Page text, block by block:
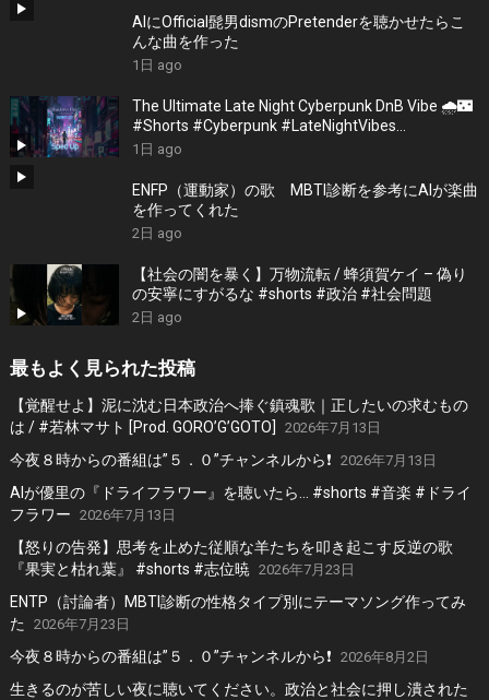
AIにOfficial髭男dismのPretenderを聴かせたらこ
んな曲を作った
1日 ago
The Ultimate Late Night Cyberpunk DnB Vibe 🌧️🌃
#Shorts #Cyberpunk #LateNightVibes
#ElectronicMusic
1日 ago
ENFP（運動家）の歌 MBTI診断を参考にAIが楽曲
を作ってくれた
2日 ago
【社会の闇を暴く】万物流転 / 蜂須賀ケイ – 偽り
の安寧にすがるな #shorts #政治 #社会問題
2日 ago
最もよく見られた投稿
【覚醒せよ】泥に沈む日本政治へ捧ぐ鎮魂歌｜正したいの求むもの
は / #若林マサト [Prod. GORO’G’GOTO]
2026年7月13日
今夜８時からの番組は”５．０”チャンネルから❗️ 2026年7月13日
AIが優里の『ドライフラワー』を聴いたら… #shorts #音楽 #ドライ
フラワー 2026年7月13日
【怒りの告発】思考を止めた従順な羊たちを叩き起こす反逆の歌
『果実と枯れ葉』 #shorts #志位暁 2026年7月23日
ENTP（討論者）MBTI診断の性格タイプ別にテーマソング作ってみ
た
2026年7月23日
今夜８時からの番組は”５．０”チャンネルから❗️ 2026年8月2日
生きるのが苦しい夜に聴いてください。政治と社会に押し潰された